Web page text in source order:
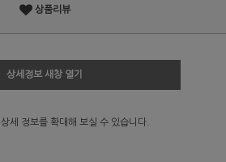
상품리뷰
상세정보 새창 열기
상세 정보를 확대해 보실 수 있습니다.